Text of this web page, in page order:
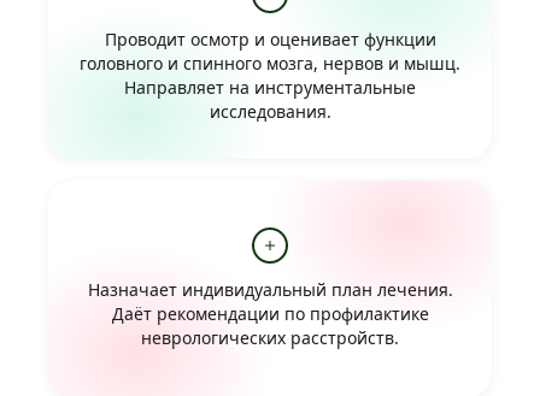
Проводит осмотр и оценивает функции
головного и спинного мозга, нервов и мышц.
Направляет на инструментальные
исследования.
Назначает индивидуальный план лечения.
Даёт рекомендации по профилактике
неврологических расстройств.